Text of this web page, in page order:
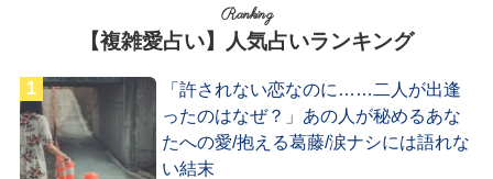
Ranking
【複雑愛占い】人気占いランキング
「許されない恋なのに……二人が出逢
ったのはなぜ？」あの人が秘めるあな
たへの愛/抱える葛藤/涙ナシには語れな
い結末